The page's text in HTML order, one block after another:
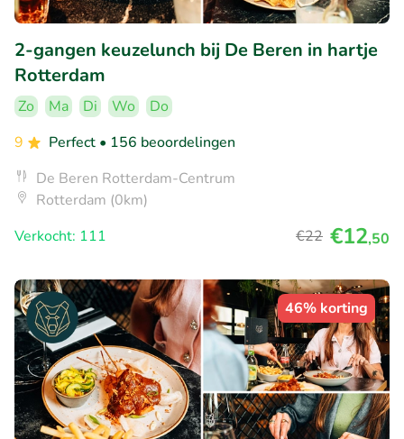
2-gangen keuzelunch bij De Beren in hartje
Rotterdam
Zo Ma Di Wo
Do
9
Perfect • 156 beoordelingen
De Beren Rotterdam-Centrum
Rotterdam (0km)
Verkocht: 111
€22 €12,50
46% korting